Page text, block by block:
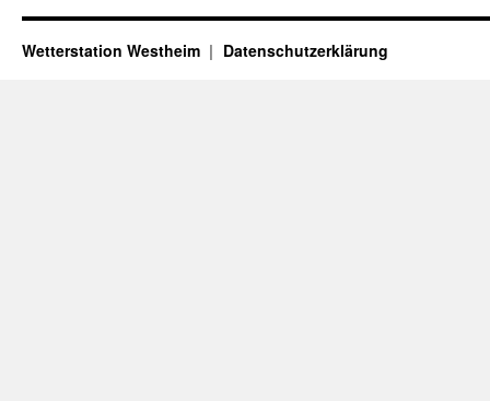
Wetterstation Westheim Datenschutzerklärung